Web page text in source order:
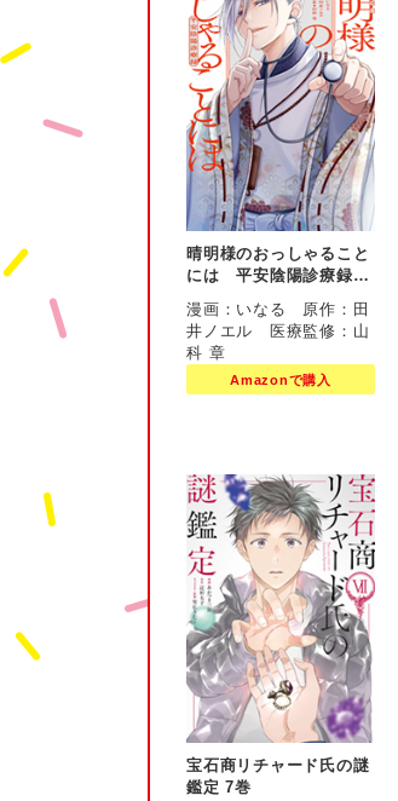
晴明様のおっしゃること
には 平安陰陽診療録
1巻
漫画：いなる 原作：田
井ノエル 医療監修：山
科 章
Amazonで購入
宝石商リチャード氏の謎
鑑定 7巻